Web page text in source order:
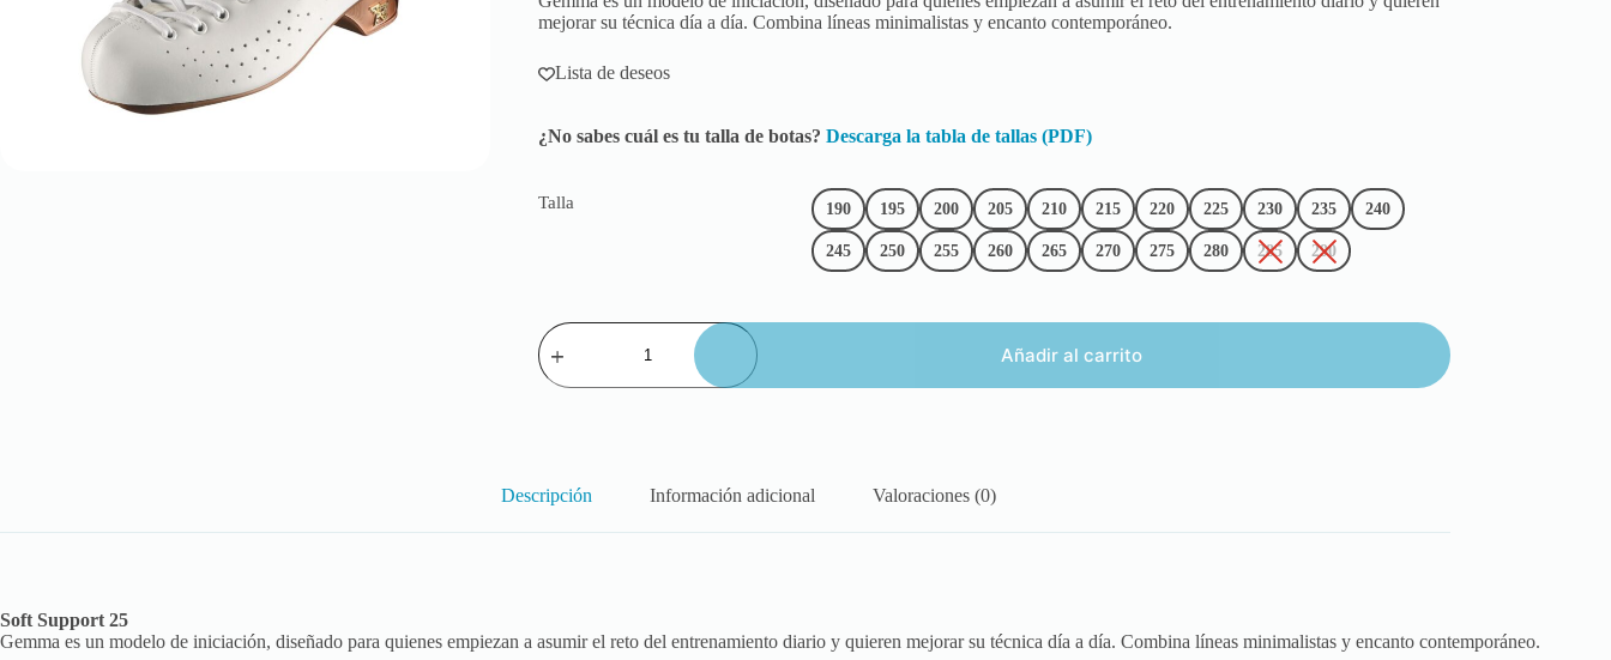
mejorar su técnica día a día. Combina líneas minimalistas y encanto contemporáneo.
Lista de deseos
¿No sabes cuál es tu talla de botas?Descarga la tabla de tallas (PDF)
Talla 190 195 200 205 210 215 220 225 230 235 240
245 250 255 260 265 270 275 280 285 290
Añadir al carrito
Descripción Información adicional Valoraciones (0)
Soft Support 25
Gemma es un modelo de iniciación, diseñado para quienes empiezan a asumir el reto del entrenamiento diario y quieren mejorar su técnica día a día. Combina líneas minimalistas y encanto contemporáneo.